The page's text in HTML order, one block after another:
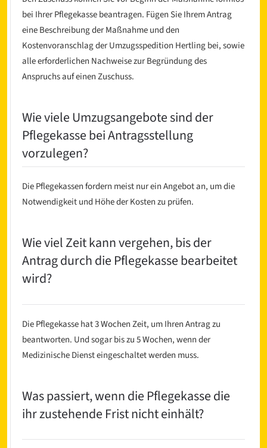
bei Ihrer Pflegekasse beantragen. Fügen Sie Ihrem Antrag
eine Beschreibung der Maßnahme und den
Kostenvoranschlag der Umzugsspedition Hertling bei, sowie
alle erforderlichen Nachweise zur Begründung des
Anspruchs auf einen Zuschuss.
Wie viele Umzugsangebote sind der
Pflegekasse bei Antragsstellung
vorzulegen?
Die Pflegekassen fordern meist nur ein Angebot an, um die
Notwendigkeit und Höhe der Kosten zu prüfen.
Wie viel Zeit kann vergehen, bis der
Antrag durch die Pflegekasse bearbeitet
wird?
Die Pflegekasse hat 3 Wochen Zeit, um Ihren Antrag zu
beantworten. Und sogar bis zu 5 Wochen, wenn der
Medizinische Dienst eingeschaltet werden muss.
Was passiert, wenn die Pflegekasse die
ihr zustehende Frist nicht einhält?